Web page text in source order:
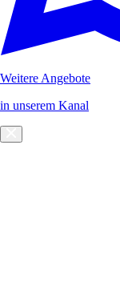
Weitere Angebote
in unserem Kanal